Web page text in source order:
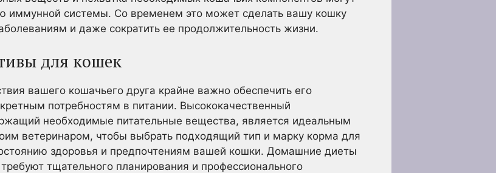
иммунной системы. Со временем это может сделать вашу кошку
и даже сократить ее продолжительность жизни.
для кошек
вашего кошачьего друга крайне важно обеспечить его
потребностям в питании. Высококачественный
необходимые питательные вещества, является идеальным
ветеринаром, чтобы выбрать подходящий тип и марку корма для
здоровья и предпочтениям вашей кошки. Домашние диеты
тщательного планирования и профессионального